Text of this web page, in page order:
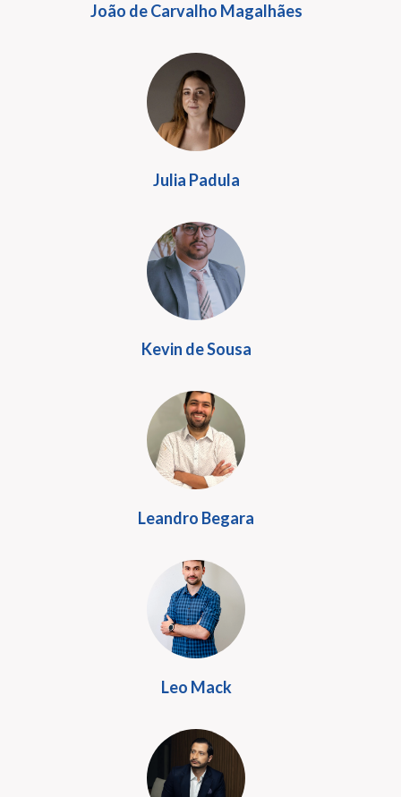
João de Carvalho Magalhães
Julia Padula
Kevin de Sousa
Leandro Begara
Leo Mack